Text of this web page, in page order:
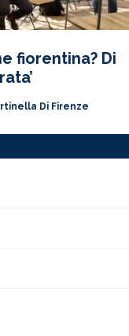
fiorentina? Di
Di Firenze